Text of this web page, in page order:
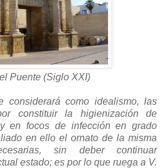
Puente (Siglo XXI)
considerará como idealismo, las
constituir la higienización de
en focos de infección en grado
en ello el ornato de la misma
sin deber continuar
estado; es por lo que ruega a V.